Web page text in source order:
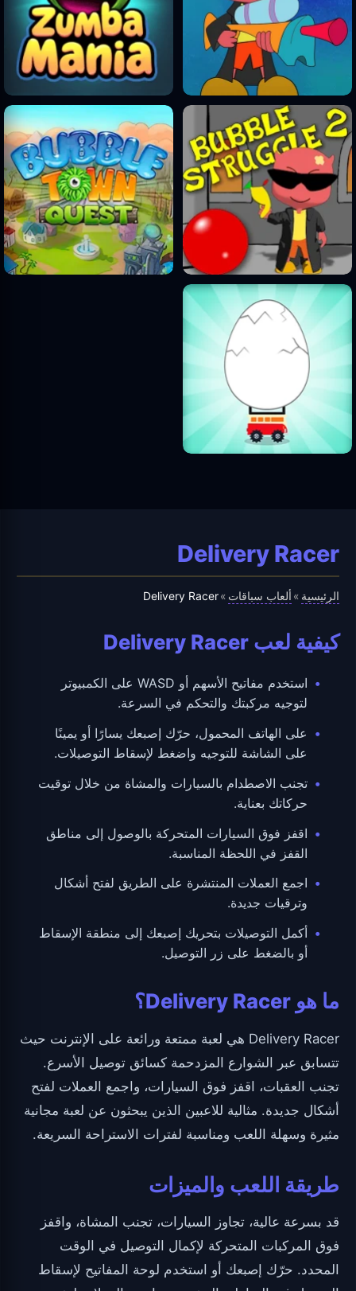
Delivery Racer
الرئيسية » ألعاب سباقات »
Delivery Racer
كيفية لعب Delivery Racer
استخدم مفاتيح الأسهم أو WASD على الكمبيوتر
لتوجيه مركبتك والتحكم في السرعة.
على الهاتف المحمول، حرّك إصبعك يسارًا أو يمينًا
على الشاشة للتوجيه واضغط لإسقاط التوصيلات.
تجنب الاصطدام بالسيارات والمشاة من خلال توقيت
حركاتك بعناية.
اقفز فوق السيارات المتحركة بالوصول إلى مناطق
القفز في اللحظة المناسبة.
اجمع العملات المنتشرة على الطريق لفتح أشكال
وترقيات جديدة.
أكمل التوصيلات بتحريك إصبعك إلى منطقة الإسقاط
أو بالضغط على زر التوصيل.
ما هو Delivery Racer؟
Delivery Racer هي لعبة ممتعة ورائعة على الإنترنت حيث
تتسابق عبر الشوارع المزدحمة كسائق توصيل الأسرع.
تجنب العقبات، اقفز فوق السيارات، واجمع العملات لفتح
أشكال جديدة. مثالية للاعبين الذين يبحثون عن لعبة مجانية
مثيرة وسهلة اللعب ومناسبة لفترات الاستراحة السريعة.
طريقة اللعب والميزات
قد بسرعة عالية، تجاوز السيارات، تجنب المشاة، واقفز
فوق المركبات المتحركة لإكمال التوصيل في الوقت
المحدد. حرّك إصبعك أو استخدم لوحة المفاتيح لإسقاط